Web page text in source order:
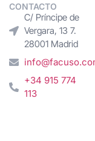
CONTACTO
C/ Príncipe de
Vergara, 13 7.
28001 Madrid
+34 915 774
113